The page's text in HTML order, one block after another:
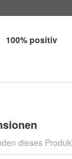
100% positiv
dieses